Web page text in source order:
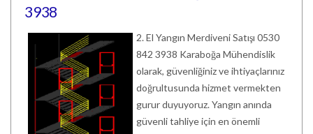
3938
2. El Yangın Merdiveni Satışı 0530
842 3938 Karaboğa Mühendislik
olarak, güvenliğiniz ve ihtiyaçlarınız
doğrultusunda hizmet vermekten
gurur duyuyoruz. Yangın anında
güvenli tahliye için en önemli